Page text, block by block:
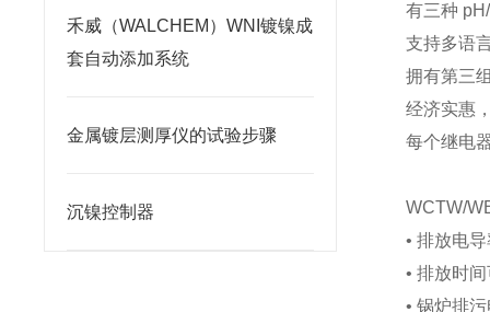
禾威（WALCHEM）WNI镀镍成
套自动添加系统
金属镀层测厚仪的试验步骤
沉镍控制器
有三种
支持多语
拥有第三
经济实惠
每个继电
WCTW/
• 排放电
• 排放时
• 锅炉排